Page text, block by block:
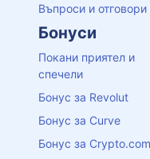
Въпроси и отговори
Бонуси
Покани приятел и
спечели
Бонус за Revolut
Бонус за Curve
Бонус за Crypto.com